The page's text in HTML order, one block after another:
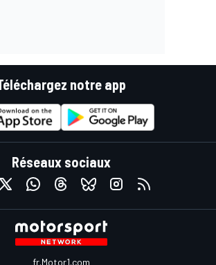
notre app
Réseaux sociaux
fr.Motor1.com